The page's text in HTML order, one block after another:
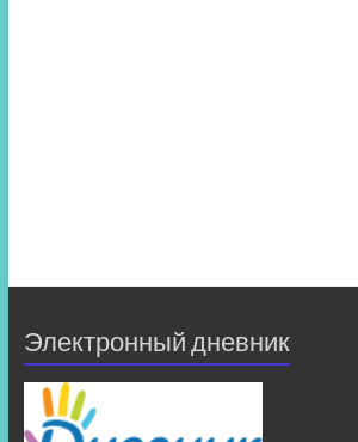
Электронный дневник